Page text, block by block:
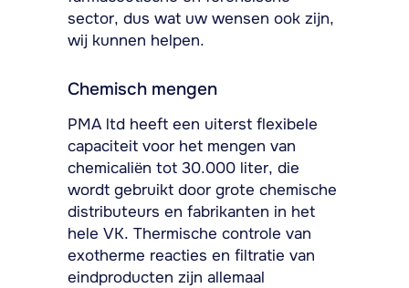
sector, dus wat uw wensen ook zijn,
wij kunnen helpen.
Chemisch mengen
PMA ltd heeft een uiterst flexibele
capaciteit voor het mengen van
chemicaliën tot 30.000 liter, die
wordt gebruikt door grote chemische
distributeurs en fabrikanten in het
hele VK. Thermische controle van
exotherme reacties en filtratie van
eindproducten zijn allemaal